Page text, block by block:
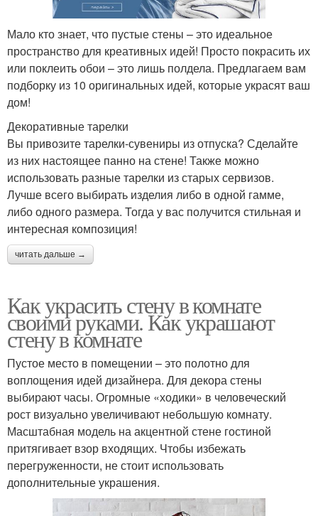
Мало кто знает, что пустые стены – это идеальное
пространство для креативных идей! Просто покрасить их
или поклеить обои – это лишь полдела. Предлагаем вам
подборку из 10 оригинальных идей, которые украсят ваш
дом!
Декоративные тарелки
Вы привозите тарелки-сувениры из отпуска? Сделайте
из них настоящее панно на стене! Также можно
использовать разные тарелки из старых сервизов.
Лучше всего выбирать изделия либо в одной гамме,
либо одного размера. Тогда у вас получится стильная и
интересная композиция!
читать дальше →
Как украсить стену в комнате
своими руками. Как украшают
стену в комнате
Пустое место в помещении – это полотно для
воплощения идей дизайнера. Для декора стены
выбирают часы. Огромные «ходики» в человеческий
рост визуально увеличивают небольшую комнату.
Масштабная модель на акцентной стене гостиной
притягивает взор входящих. Чтобы избежать
перегруженности, не стоит использовать
дополнительные украшения.